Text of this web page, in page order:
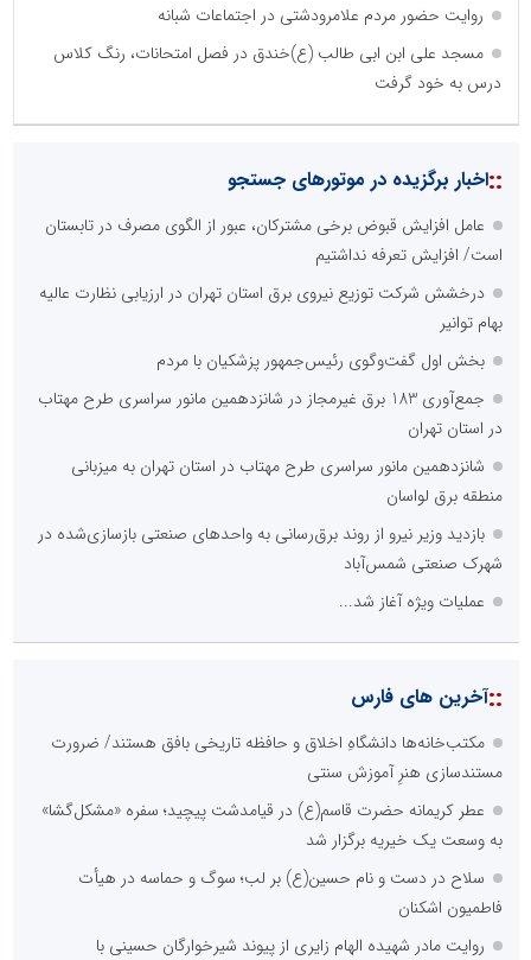
روایت حضور مردم علامرودشتی در اجتماعات شبانه
مسجد علی ابن ابی طالب (ع)خندق در فصل امتحانات، رنگ کلاس
درس به خود گرفت
::اخبار برگزیده در موتورهای جستجو
عامل افزایش قبوض برخی مشترکان، عبور از الگوی مصرف در تابستان
است/ افزایش تعرفه نداشتیم
درخشش شرکت توزیع نیروی برق استان تهران در ارزیابی نظارت عالیه
بهام توانیر
بخش اول گفت‌وگوی رئیس‌جمهور پزشکیان با مردم
جمع‌آوری 183 برق غیرمجاز در شانزدهمین مانور سراسری طرح مهتاب
در استان تهران
شانزدهمین مانور سراسری طرح مهتاب در استان تهران به میزبانی
منطقه برق لواسان
بازدید وزیر نیرو از روند برق‌رسانی به واحدهای صنعتی بازسازی‌شده در
شهرک صنعتی شمس‌آباد
عملیات ویژه آغاز شد...
::آخرین های فارس
مکتب‌خانه‌ها دانشگاهِ اخلاق و حافظه تاریخی بافق هستند/ ضرورت
مستندسازی هنرِ آموزش سنتی
عطر کریمانه حضرت قاسم(ع) در قیامدشت پیچید؛ سفره «مشکل‌گشا»
به وسعت یک خیریه برگزار شد
سلاح در دست و نام حسین(ع) بر لب؛ سوگ و حماسه در هیأت
فاطمیون اشکنان
روایت مادر شهیده الهام زایری از پیوند شیرخوارگان حسینی با